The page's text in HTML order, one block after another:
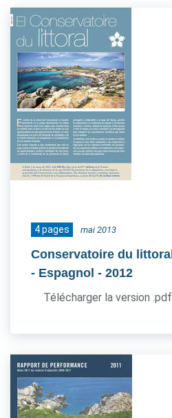
4 pages mai 2013
Conservatoire du littoral
- Espagnol - 2012
Télécharger la version .pdf